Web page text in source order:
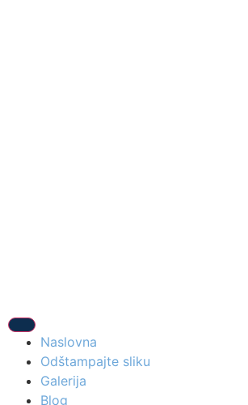
Naslovna
Odštampajte sliku
Galerija
Blog